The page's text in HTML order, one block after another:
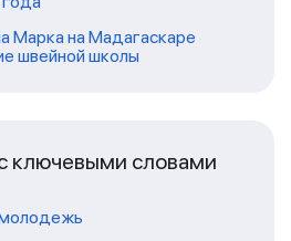
Марка на Мадагаскаре
швейной школы
ключевыми словами